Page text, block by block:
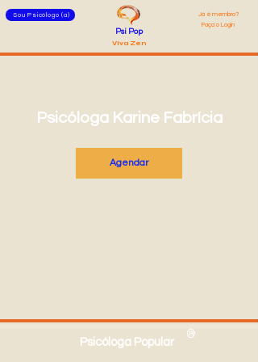
Sou Psicólogo (a)
Já é membro?
Faça o Login
Psi Pop
Viva Zen
Psicóloga Karine Fabrícia
Agendar
Psicóloga Popular
®